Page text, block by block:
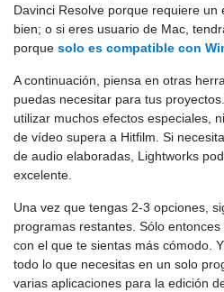
Davinci Resolve porque requiere
bien; o si eres usuario de Mac,
porque solo es compatible con
A continuación, piensa en otras
puedas necesitar para tus
utilizar muchos efectos especiales,
de vídeo supera a Hitfilm. Si
de audio elaboradas, Lightworks
excelente.
Una vez que tengas 2-3 opciones,
programas restantes. Sólo
con el que te sientas más cómodo.
todo lo que necesitas en un solo
varias aplicaciones para la edición